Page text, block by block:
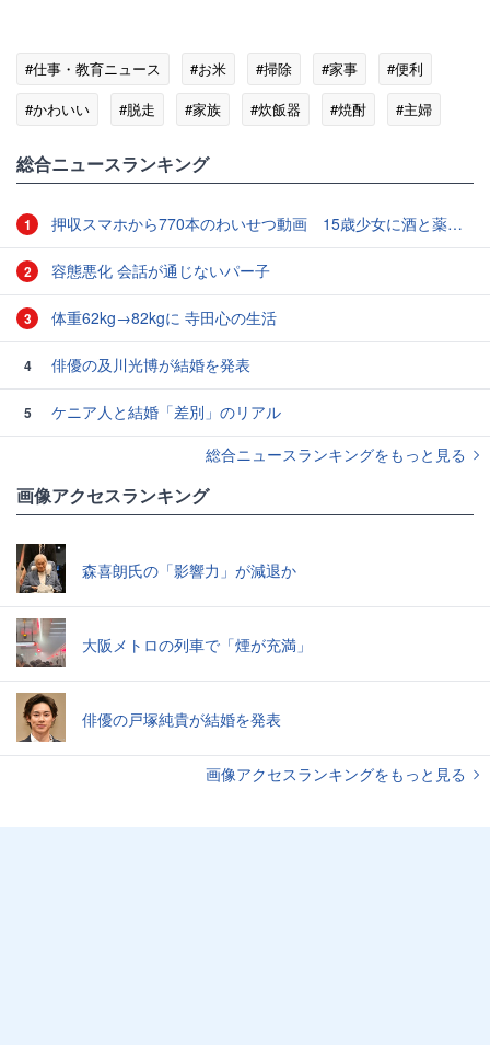
#仕事・教育ニュース #お米 #掃除 #家事
#便利
#かわいい
#脱走 #家族 #炊飯器 #焼酎 #主婦
総合ニュースランキング
1 押収スマホから770本のわいせつ動画 15歳少女に酒と薬飲ませ性的暴行か 54歳男を再逮捕 「薬もありますよ」とSNSで誘い出し
2 容態悪化 会話が通じないパー子
3 体重62kg→82kgに 寺田心の生活
4 俳優の及川光博が結婚を発表
5
ケニア人と結婚「差別」のリアル
総合ニュースランキングをもっと見る
画像アクセスランキング
森喜朗氏の「影響力」が減退か
大阪メトロの列車で「煙が充満」
俳優の戸塚純貴が結婚を発表
画像アクセスランキングをもっと見る